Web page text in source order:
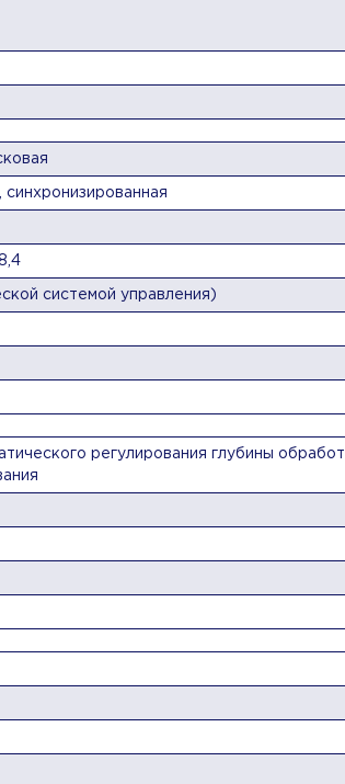
синхронизированная
системой управления)
регулирования глубины